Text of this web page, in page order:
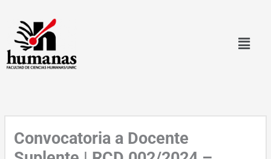
contenido
Convocatoria a Docente